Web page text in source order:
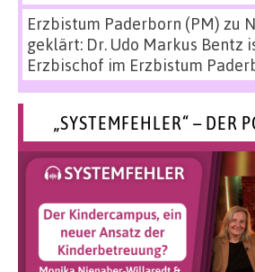
Erzbistum Paderborn (PM) zu
geklärt: Dr. Udo Markus Bentz
Erzbischof im Erzbistum
„SYSTEMFEHLER“ – DER